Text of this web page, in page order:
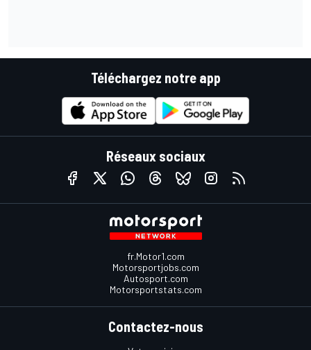
Téléchargez notre app
Réseaux sociaux
fr.Motor1.com
Motorsportjobs.com
Autosport.com
Motorsportstats.com
Contactez-nous